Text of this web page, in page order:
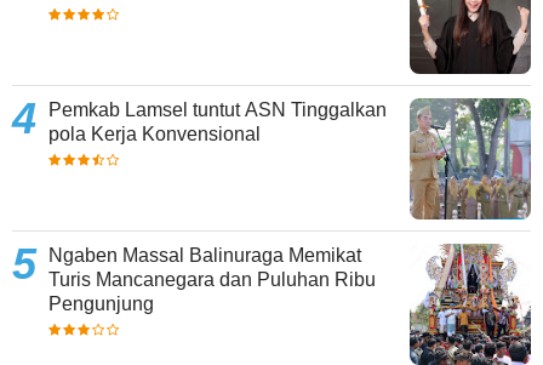
Pemkab Lamsel tuntut ASN Tinggalkan
pola Kerja Konvensional
Ngaben Massal Balinuraga Memikat
Turis Mancanegara dan Puluhan Ribu
Pengunjung